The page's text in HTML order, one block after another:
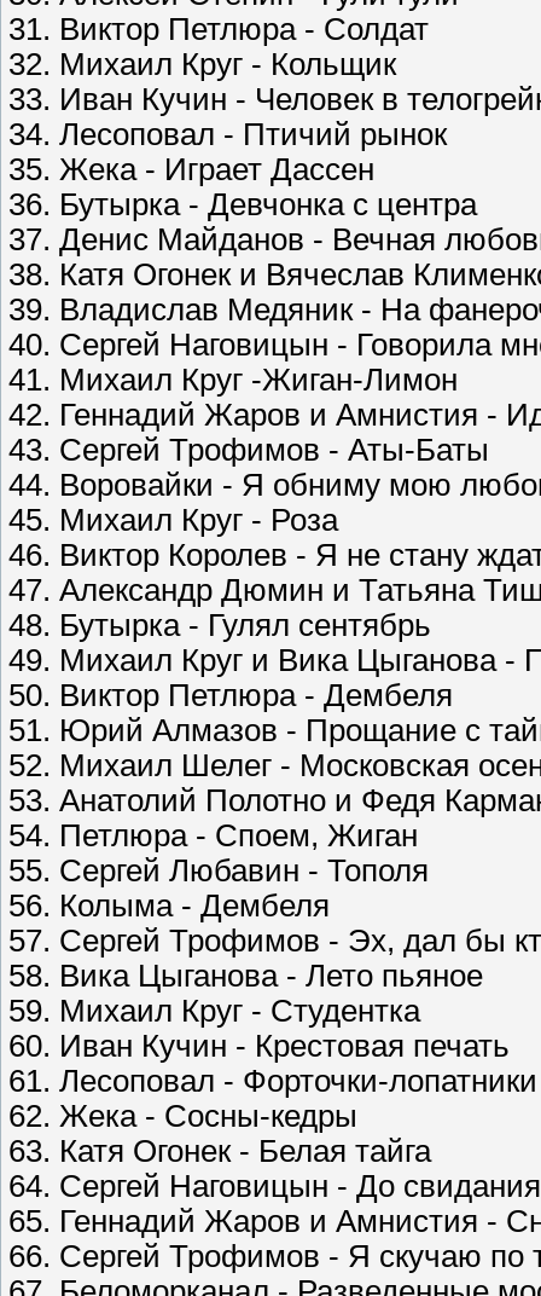
31. Виктор Петлюра - Солдат
32. Михаил Круг - Кольщик
33. Иван Кучин - Человек в
34. Лесоповал - Птичий рынок
35. Жека - Играет Дассен
36. Бутырка - Девчонка с центра
37. Денис Майданов - Вечная
38. Катя Огонек и Вячеслав
39. Владислав Медяник - На
40. Сергей Наговицын - Говорила
41. Михаил Круг -Жиган-Лимон
42. Геннадий Жаров и Амнистия -
43. Сергей Трофимов - Аты-Баты
44. Воровайки - Я обниму мою
45. Михаил Круг - Роза
46. Виктор Королев - Я не стану
47. Александр Дюмин и Татьяна
48. Бутырка - Гулял сентябрь
49. Михаил Круг и Вика Цыганова -
50. Виктор Петлюра - Дембеля
51. Юрий Алмазов - Прощание с
52. Михаил Шелег - Московская
53. Анатолий Полотно и Федя
54. Петлюра - Споем, Жиган
55. Сергей Любавин - Тополя
56. Колыма - Дембеля
57. Сергей Трофимов - Эх, дал бы
58. Вика Цыганова - Лето пьяное
59. Михаил Круг - Студентка
60. Иван Кучин - Крестовая печать
61. Лесоповал - Форточки-лопатники
62. Жека - Сосны-кедры
63. Катя Огонек - Белая тайга
64. Сергей Наговицын - До
65. Геннадий Жаров и Амнистия -
66. Сергей Трофимов - Я скучаю по